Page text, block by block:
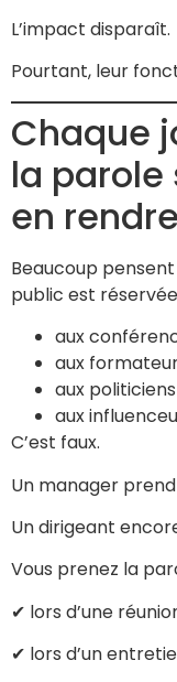
L’impact disparaît.
Pourtant, leur
Chaque
la parole
en
Beaucoup
public est
aux
aux
aux politiciens
aux
C’est faux.
Un manager
Un dirigeant
Vous prenez la
✔ lors d’une
✔ lors d’un